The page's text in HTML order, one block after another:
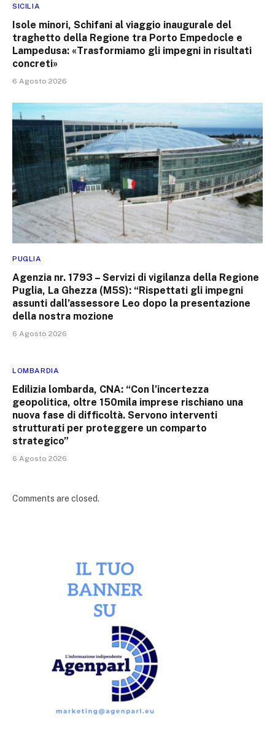
SICILIA
Isole minori, Schifani al viaggio inaugurale del
traghetto della Regione tra Porto Empedocle e
Lampedusa: «Trasformiamo gli impegni in risultati
concreti»
6 Agosto 2026
PUGLIA
Agenzia nr. 1793 – Servizi di vigilanza della Regione
Puglia, La Ghezza (M5S): “Rispettati gli impegni
assunti dall’assessore Leo dopo la presentazione
della nostra mozione
6 Agosto 2026
LOMBARDIA
Edilizia lombarda, CNA: “Con l’incertezza
geopolitica, oltre 150mila imprese rischiano una
nuova fase di difficoltà. Servono interventi
strutturati per proteggere un comparto
strategico”
6 Agosto 2026
Comments are closed.